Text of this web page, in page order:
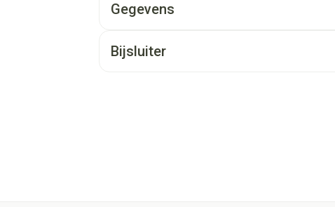
Gegevens
Bijsluiter